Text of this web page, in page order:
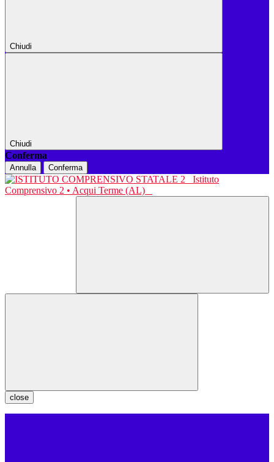
Chiudi
Chiudi
Conferma
Annulla Conferma
Istituto
Comprensivo 2 • Acqui Terme (AL)
close